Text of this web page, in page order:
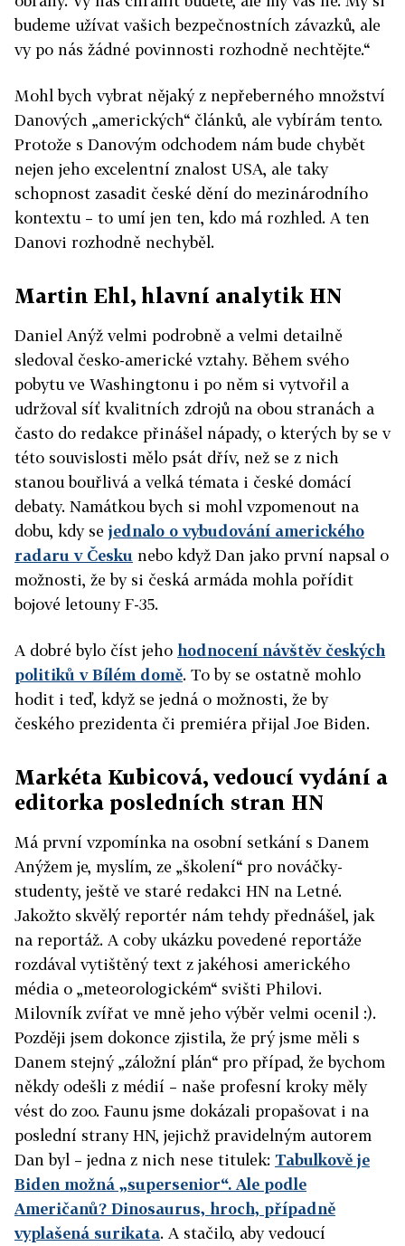
budeme užívat vašich bezpečnostních závazků, ale
vy po nás žádné povinnosti rozhodně nechtějte.“
Mohl bych vybrat nějaký z nepřeberného množství
Danových „amerických“ článků, ale vybírám tento.
Protože s Danovým odchodem nám bude chybět
nejen jeho excelentní znalost USA, ale taky
schopnost zasadit české dění do mezinárodního
kontextu – to umí jen ten, kdo má rozhled. A ten
Danovi rozhodně nechyběl.
Martin Ehl, hlavní analytik HN
Daniel Anýž velmi podrobně a velmi detailně
sledoval česko-americké vztahy. Během svého
pobytu ve Washingtonu i po něm si vytvořil a
udržoval síť kvalitních zdrojů na obou stranách a
často do redakce přinášel nápady, o kterých by se v
této souvislosti mělo psát dřív, než se z nich
stanou bouřlivá a velká témata i české domácí
debaty. Namátkou bych si mohl vzpomenout na
dobu, kdy sejednalo o vybudování amerického
radaru v Česku nebo když Dan jako první napsal o
možnosti, že by si česká armáda mohla pořídit
bojové letouny F-35.
A dobré bylo číst jeho hodnocení návštěv českých
politiků v Bílém domě. To by se ostatně mohlo
hodit i teď, když se jedná o možnosti, že by
českého prezidenta či premiéra přijal Joe Biden.
Markéta Kubicová, vedoucí vydání a
editorka posledních stran HN
Má první vzpomínka na osobní setkání s Danem
Anýžem je, myslím, ze „školení“ pro nováčky-
studenty, ještě ve staré redakci HN na Letné.
Jakožto skvělý reportér nám tehdy přednášel, jak
na reportáž. A coby ukázku povedené reportáže
rozdával vytištěný text z jakéhosi amerického
média o „meteorologickém“ svišti Philovi.
Milovník zvířat ve mně jeho výběr velmi ocenil :).
Později jsem dokonce zjistila, že prý jsme měli s
Danem stejný „záložní plán“ pro případ, že bychom
někdy odešli z médií – naše profesní kroky měly
vést do zoo. Faunu jsme dokázali propašovat i na
poslední strany HN, jejichž pravidelným autorem
Dan byl – jedna z nich nese titulek: Tabulkově je
Biden možná „supersenior“. Ale podle
Američanů? Dinosaurus, hroch, případně
vyplašená surikata. A stačilo, aby vedoucí